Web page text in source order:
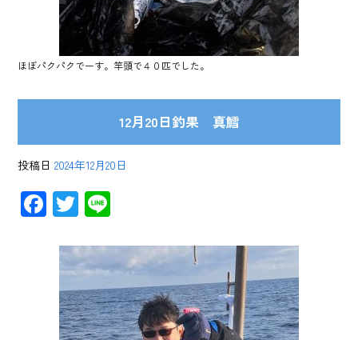
ほぼパクパクでーす。竿頭で４０匹でした。
12月20日釣果 真鱈
投稿日 2024年12月20日
F
e
b
o
ok
T
tt
er